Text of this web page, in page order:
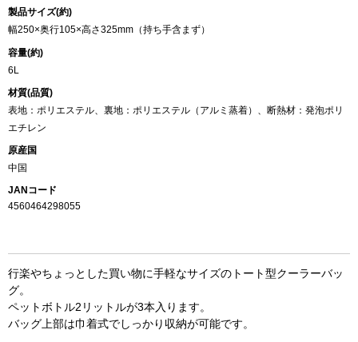
製品サイズ(約)
幅250×奥行105×高さ325mm（持ち手含まず）
容量(約)
6L
材質(品質)
表地：ポリエステル、裏地：ポリエステル（アルミ蒸着）、断熱材：発泡ポリ
エチレン
原産国
中国
JANコード
4560464298055
行楽やちょっとした買い物に手軽なサイズのトート型クーラーバッ
グ。
ペットボトル2リットルが3本入ります。
バッグ上部は巾着式でしっかり収納が可能です。